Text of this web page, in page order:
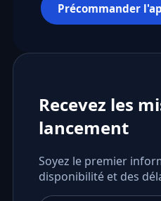
Précommander
Recevez les
lancement
Soyez le premier
disponibilité et des